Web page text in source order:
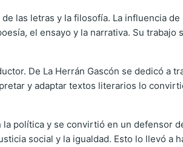
las letras y la filosofía. La influencia
el ensayo y la narrativa. Su
De La Herrán Gascón se dedicó a
y adaptar textos literarios lo
la política y se convirtió en un defensor
social y la igualdad. Esto lo llevó a